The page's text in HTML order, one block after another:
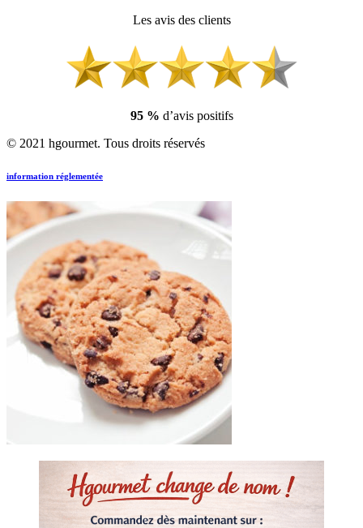
Les avis des clients
95 % d’avis positifs
© 2021 hgourmet. Tous droits réservés
information réglementée